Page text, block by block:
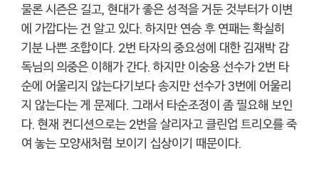
물론 시즌은 길고, 현대가 좋은 성적을 거둔 것부터가 이변
에 가깝다는 건 알고 있다. 하지만 연승 후 연패는 확실히
기분 나쁜 조합이다. 2번 타자의 중요성에 대한 김재박 감
독님의 의중은 이해가 간다. 하지만 이숭용 선수가 2번 타
순에 어울리지 않는다기보다 송지만 선수가 3번에 어울리
지 않는다는 게 문제다. 그래서 타순조정이 좀 필요해 보인
다. 현재 컨디션으로는 2번을 살리자고 클린업 트리오를 죽
여 놓는 모양새처럼 보이기 십상이기 때문이다.